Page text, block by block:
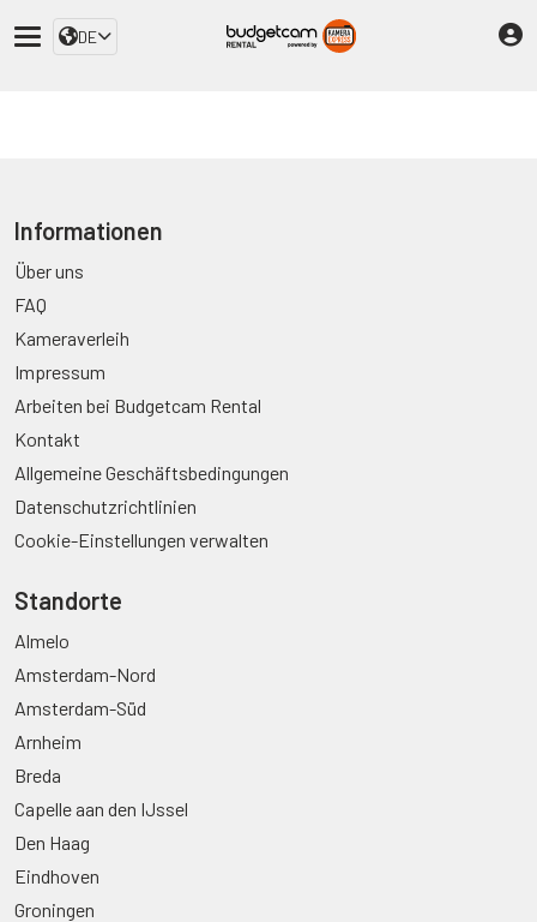
DE
Informationen
Über uns
FAQ
Kameraverleih
Impressum
Arbeiten bei Budgetcam Rental
Kontakt
Allgemeine Geschäftsbedingungen
Datenschutzrichtlinien
Cookie-Einstellungen verwalten
Standorte
Almelo
Amsterdam-Nord
Amsterdam-Süd
Arnheim
Breda
Capelle aan den IJssel
Den Haag
Eindhoven
Groningen